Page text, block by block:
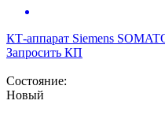
КТ-аппарат Siemens
Запросить КП
Состояние:
Новый